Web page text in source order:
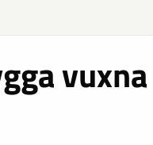
vuxna